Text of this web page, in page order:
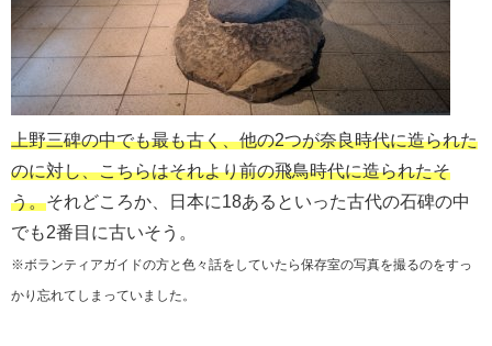
上野三碑の中でも最も古く、他の2つが奈良時代に造られた
のに対し、こちらはそれより前の飛鳥時代に造られたそ
う。それどころか、日本に18あるといった古代の石碑の中
でも2番目に古いそう。
※ボランティアガイドの方と色々話をしていたら保存室の写真を撮るのをすっ
かり忘れてしまっていました。